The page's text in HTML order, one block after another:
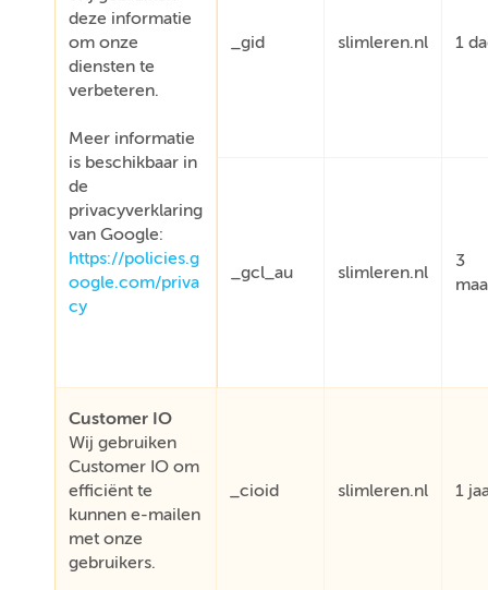
deze informatie
om onze
diensten te
verbeteren.
Meer informatie
is beschikbaar in
de
privacyverklaring
van Google:
https://policies.g
oogle.com/priva
cy
_gid slimleren.nl 1
_gcl_au slimleren.nl
3
Customer IO
Wij gebruiken
Customer IO om
efficiënt te
kunnen e-mailen
met onze
gebruikers.
_cioid slimleren.nl 1